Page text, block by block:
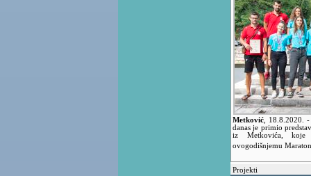
Metković 18.8.2020.-
danas je primio
iz Metkovića, koje
ovogodišnjemu
Projekti